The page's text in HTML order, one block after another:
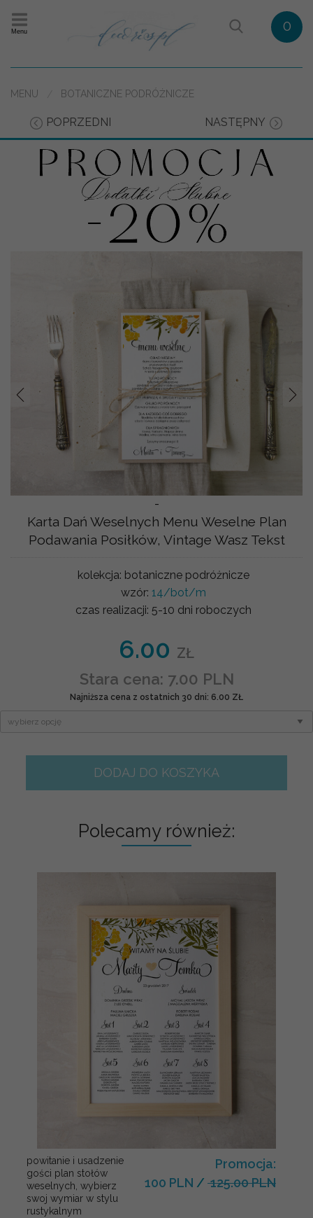
Menu 0
MENU BOTANICZNE PODRÓŻNICZE
POPRZEDNI NASTĘPNY
-
Prev
Karta Dań Weselnych Menu Weselne Plan
Podawania Posiłków, Vintage Wasz Tekst
kolekcja: botaniczne podróżnicze
wzór: 14/bot/m
czas realizacji: 5-10 dni roboczych
6.00 ZŁ
Stara cena: 7.00 PLN
Najniższa cena z ostatnich 30 dni: 6.00 ZŁ
DODAJ DO KOSZYKA
Polecamy również:
powitanie i usadzenie
gości plan stołów
weselnych, wybierz
swoj wymiar w stylu
rustykalnym
Promocja:
100 PLN / 125.00 PLN